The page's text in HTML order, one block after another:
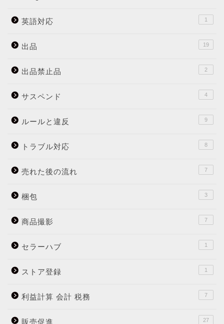
英語対応 1
出品 19
出品禁止品 2
サスペンド 4
ルールと違反 9
トラブル対応 8
売れた後の流れ 7
梱包 3
商品撮影 7
セラーハブ 1
ストア登録 1
利益計算 会計 税務 7
販売促進 27